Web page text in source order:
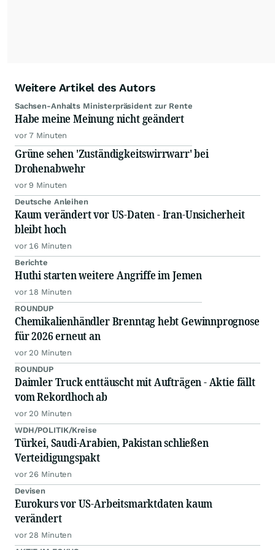
Weitere Artikel des Autors
Sachsen-Anhalts Ministerpräsident zur Rente
Habe meine Meinung nicht geändert
vor 7 Minuten
Grüne sehen 'Zuständigkeitswirrwarr' bei
Drohenabwehr
vor 9 Minuten
Deutsche Anleihen
Kaum verändert vor US-Daten - Iran-Unsicherheit
bleibt hoch
vor 16 Minuten
Berichte
Huthi starten weitere Angriffe im Jemen
vor 18 Minuten
ROUNDUP
Chemikalienhändler Brenntag hebt Gewinnprognose
für 2026 erneut an
vor 20 Minuten
ROUNDUP
Daimler Truck enttäuscht mit Aufträgen - Aktie fällt
vom Rekordhoch ab
vor 20 Minuten
WDH/POLITIK/Kreise
Türkei, Saudi-Arabien, Pakistan schließen
Verteidigungspakt
vor 26 Minuten
Devisen
Eurokurs vor US-Arbeitsmarktdaten kaum
verändert
vor 28 Minuten